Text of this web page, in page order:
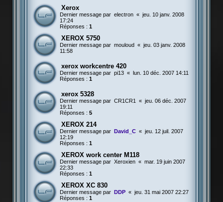
Xerox
Dernier message par electron « jeu. 10 janv. 2008
17:24
Réponses : 1
XEROX 5750
Dernier message par mouloud « jeu. 03 janv. 2008
11:58
xerox workcentre 420
Dernier message par pi13 «
lun. 10 déc. 2007 14:11
Réponses : 1
xerox 5328
Dernier message par CR1CR1 « jeu. 06 déc. 2007
19:11
Réponses : 5
XEROX 214
Dernier message par David_C « jeu. 12 juil. 2007
12:19
Réponses : 1
XEROX work center M118
Dernier message par Xeroxien « mar. 19 juin 2007
22:33
Réponses : 1
XEROX XC 830
Dernier message par DDP « jeu. 31 mai 2007 22:27
Réponses : 1